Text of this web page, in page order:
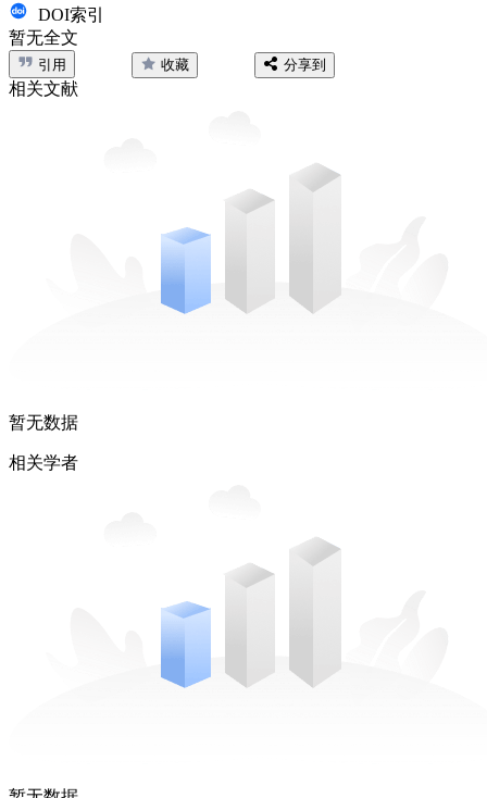
DOI索引
暂无全文
引用 收藏 分享到
相关文献
暂无数据
相关学者